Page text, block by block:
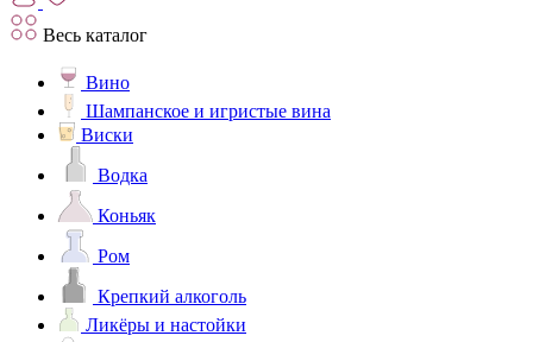
Весь каталог
Вино
Шампанское и игристые вина
Виски
Водка
Коньяк
Ром
Крепкий алкоголь
Ликёры и настойки